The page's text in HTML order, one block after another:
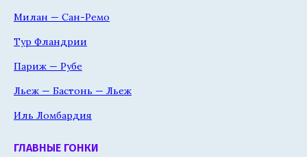
Милан — Сан-Ремо
Тур Фландрии
Париж — Рубе
Льеж — Бастонь — Льеж
Иль Ломбардия
ГЛАВНЫЕ ГОНКИ